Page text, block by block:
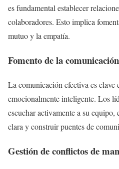
es fundamental establecer
colaboradores. Esto implica
mutuo y la empatía.
Fomento de la
La comunicación efectiva es clave
emocionalmente inteligente. Los
escuchar activamente a su equipo,
clara y construir puentes de
Gestión de conflictos de